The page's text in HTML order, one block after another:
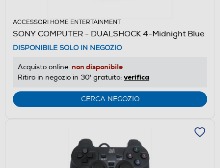
ACCESSORI HOME ENTERTAINMENT
SONY COMPUTER - DUALSHOCK 4-Midnight Blue
DISPONIBILE SOLO IN NEGOZIO
Acquisto online: non disponibile
Ritiro in negozio in 30' gratuito: verifica
CERCA NEGOZIO